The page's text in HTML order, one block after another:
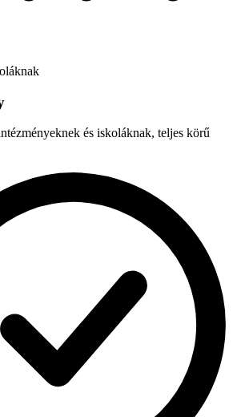
és iskoláknak, teljes körű